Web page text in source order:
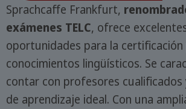
Sprachcaffe Frankfurt,
exámenes TELC, ofrece
oportunidades para la
conocimientos lingüísticos. Se
contar con profesores
de aprendizaje ideal. Con una